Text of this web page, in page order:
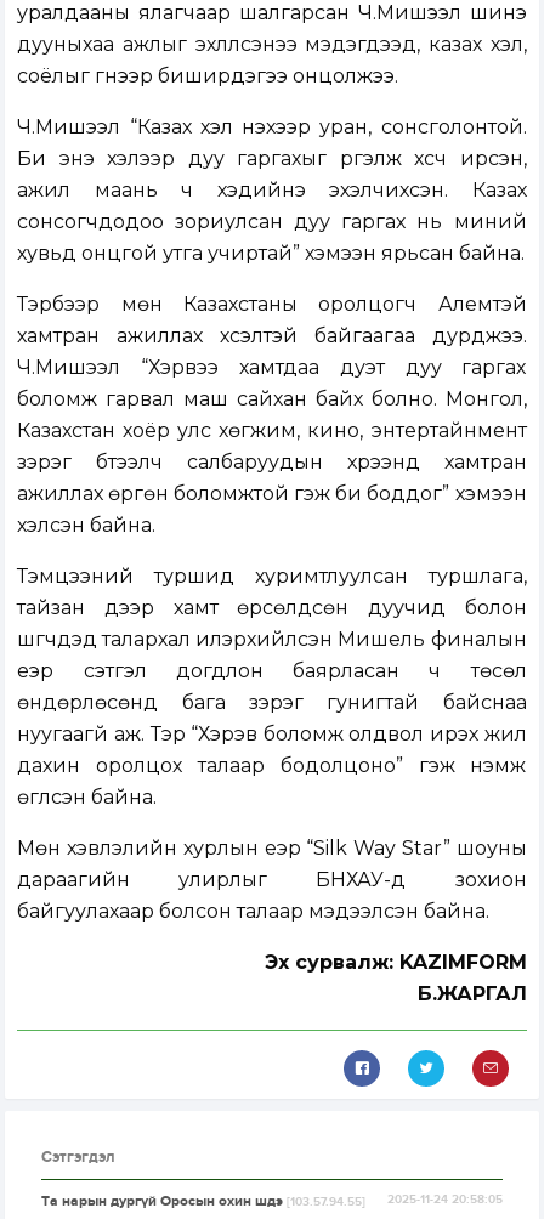
уралдааны ялагчаар шалгарсан Ч.Мишээл шинэ
дууныхаа ажлыг эхлүүлсэнээ мэдэгдээд, казах хэл,
соёлыг гүнээр биширдэгээ онцолжээ.
Ч.Мишээл “Казах хэл үнэхээр уран, сонсголонтой.
Би энэ хэлээр дуу гаргахыг үргэлж хүсч ирсэн,
ажил маань ч хэдийнэ эхэлчихсэн. Казах
сонсогчдодоо зориулсан дуу гаргах нь миний
хувьд онцгой утга учиртай” хэмээн ярьсан байна.
Тэрбээр мөн Казахстаны оролцогч Алемтэй
хамтран ажиллах хүсэлтэй байгаагаа дурджээ.
Ч.Мишээл “Хэрвээ хамтдаа дуэт дуу гаргах
боломж гарвал маш сайхан байх болно. Монгол,
Казахстан хоёр улс хөгжим, кино, энтертайнмент
зэрэг бүтээлч салбаруудын хүрээнд хамтран
ажиллах өргөн боломжтой гэж би боддог” хэмээн
хэлсэн байна.
Тэмцээний туршид хуримтлуулсан туршлага,
тайзан дээр хамт өрсөлдсөн дуучид болон
шүүгчдэд талархал илэрхийлсэн Мишель финалын
үеэр сэтгэл догдлон баярласан ч төсөл
өндөрлөсөнд бага зэрэг гунигтай байснаа
нуугаагүй аж. Тэр “Хэрэв боломж олдвол ирэх жил
дахин оролцох талаар бодолцоно” гэж нэмж
өгүүлсэн байна.
Мөн хэвлэлийн хурлын үеэр “Silk Way Star” шоуны
дараагийн улирлыг БНХАУ-д зохион
байгуулахаар болсон талаар мэдээлсэн байна.
Эх сурвалж: KAZIMFORM
Б.ЖАРГАЛ
Сэтгэгдэл
Та нарын дургүй Оросын охин шдэ[103.57.94.55] 2025-11-24 20:58:05